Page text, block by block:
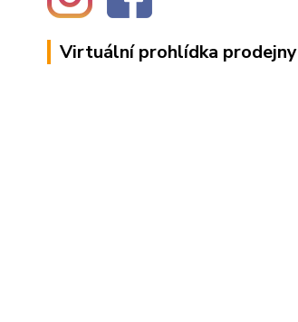
Virtuální prohlídka prodejny